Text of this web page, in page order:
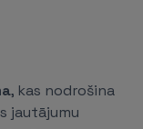
, kas nodrošina
jautājumu